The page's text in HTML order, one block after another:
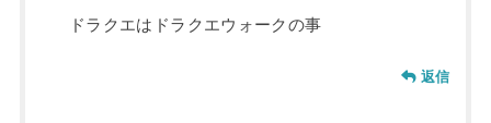
ドラクエはドラクエウォークの事
返信